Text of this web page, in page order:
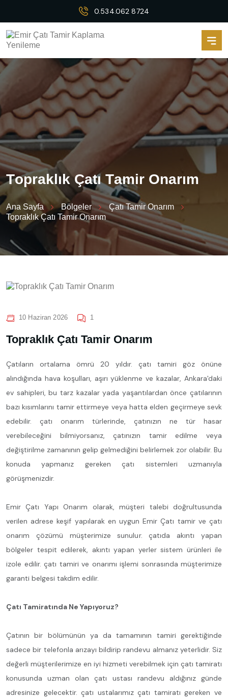
0.534.062 8724
Topraklık Çatı Tamir Onarım
Ana Sayfa Bölgeler
Çatı Tamir Onarım
Topraklık Çatı Tamir Onarım
10 Haziran 2026 1
Topraklık Çatı Tamir Onarım
Çatıların ortalama ömrü 20 yıldır. çatı tamiri göz önüne
alındığında hava koşulları, aşırı yüklenme ve kazalar, Ankara'daki
ev sahipleri, bu tarz kazalar yada yaşantılardan önce çatılarının
bazı kısımlarını tamir ettirmeye veya hatta elden geçirmeye sevk
edebilir. çatı onarım türlerinde, çatınızın ne tür hasar
verebileceğini bilmiyorsanız, çatınızın tamir edilme veya
değiştirilme zamanının gelip gelmediğini belirlemek zor olabilir. Bu
konuda yapmanız gereken çatı sistemleri uzmanıyla
görüşmenizdir.
Emir Çatı Yapı Onarım olarak, müşteri talebi doğrultusunda
verilen adrese keşif yapılarak en uygun Emir Çatı tamir ve çatı
onarım çözümü müşterimize sunulur. çatıda akıntı yapan
bölgeler tespit edilerek, akıntı yapan yerler sistem ürünleri ile
izole edilir. çatı tamiri ve onarımı işlemi sonrasında müşterimize
garanti belgesi takdim edilir.
Çatı Tamiratında Ne Yapıyoruz?
Çatının bir bölümünün ya da tamamının tamiri gerektiğinde
sadece bir telefonla arızayı bildirip randevu almanız yeterlidir. Siz
değerli müşterilerimize en iyi hizmeti verebilmek için çatı tamiratı
konusunda uzman olan çatı ustası randevu aldığınız günde
adresinize gelecektir. çatı ustalarımız çatı tamiratı gereken ve